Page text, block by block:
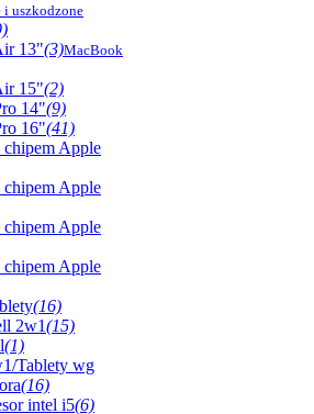
i uszkodzone
13"(3)MacBook
15"(2)
14"(9)
16"(41)
Apple
Apple
Apple
Apple
(16)
2w1(15)
(1)
Tablety wg
(16)
intel i5(6)